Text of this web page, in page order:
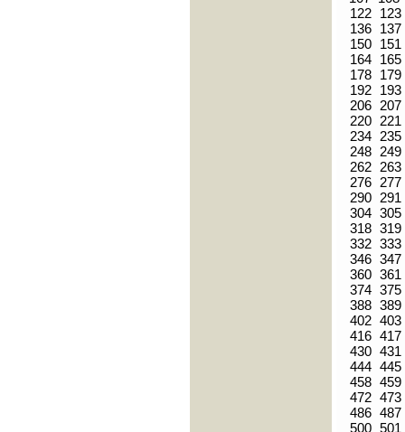
122
123
136
137
150
151
164
165
178
179
192
193
206 207
220
221
234
235
248
249
262
263
276
277
290
291
304 305
318 319
332 333
346 347
360 361
374 375
388 389
402 403
416 417
430 431
444 445
458 459
472 473
486 487
500 501